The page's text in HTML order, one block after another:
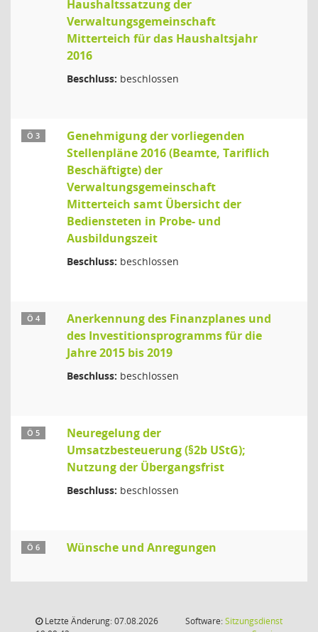
Haushaltssatzung der
Verwaltungsgemeinschaft
Mitterteich für das Haushaltsjahr
2016
Beschluss: beschlossen
Ö 3
Genehmigung der vorliegenden
Stellenpläne 2016 (Beamte, Tariflich
Beschäftigte) der
Verwaltungsgemeinschaft
Mitterteich samt Übersicht der
Bediensteten in Probe- und
Ausbildungszeit
Beschluss: beschlossen
Ö 4
Anerkennung des Finanzplanes und
des Investitionsprogramms für die
Jahre 2015 bis 2019
Beschluss: beschlossen
Ö 5
Neuregelung der
Umsatzbesteuerung (§2b UStG);
Nutzung der Übergangsfrist
Beschluss: beschlossen
Ö 6 Wünsche und Anregungen
Letzte Änderung: 07.08.2026
Software:Sitzungsdienst